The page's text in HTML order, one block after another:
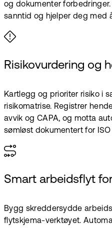
og dokumenter
sanntid og hjelper deg med
Risikovurdering og
Kartlegg og prioriter risiko i
risikomatrise. Registrer
avvik og CAPA, og motta
sømløst dokumentert for ISO
Smart arbeidsflyt
Bygg skreddersydde
flytskjema-verktøyet.